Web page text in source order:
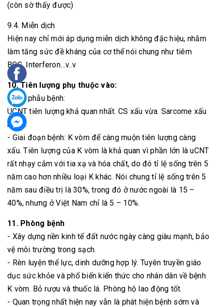
(còn sờ thấy được)
9.4. Miễn dịch
Hiện nay chỉ mới áp dụng miễn dịch không đặc hiệu, nhằm
làm tăng sức đề kháng của cơ thể nói chung như tiêm
BCG, Interferon…v..v
10. Tiên lượng phụ thuộc vào:
- Giải phẫu bệnh:
UCNT tiên lượng khả quan nhất. CS xấu vừa. Sarcome xấu
nhiều.
- Giai đoạn bệnh: K vòm để càng muộn tiên lượng càng
xấu. Tiên lượng của K vòm là khả quan vì phần lớn là uCNT
rất nhạy cảm với tia xạ và hóa chất, do đó tỉ lệ sống trên 5
năm cao hơn nhiều loại K khác. Nói chung tỉ lệ sống trên 5
năm sau điều trị là 30%, trong đó ở nước ngoài là 15 –
40%, nhưng ở Việt Nam chỉ là 5 – 10%.
11. Phòng bệnh
- Xây dựng nền kinh tế đất nước ngày càng giàu mạnh, bảo
vệ môi trường trong sạch.
- Rèn luyện thể lực, dinh dưỡng hợp lý. Tuyên truyền giáo
dục sức khỏe và phổ biến kiến thức cho nhân dân về bệnh
K vòm. Bỏ rượu và thuốc lá. Phòng hộ lao động tốt.
- Quan trọng nhất hiện nay vẫn là phát hiện bệnh sớm và